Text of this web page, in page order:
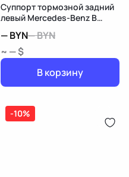
Суппорт тормозной задний
левый Mercedes-Benz B
—BYN—BYN
~ — $
В корзину
-10%